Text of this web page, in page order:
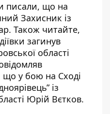
писали, що на
Захисник із
. Також читайте,
загинув
області
що у бою на Сході
із
Юрій Вєтков.